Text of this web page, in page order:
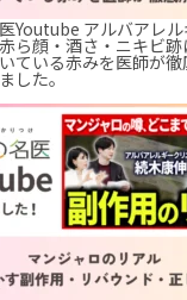
Youtube アルバアレ
ら顔・酒さ・ニキビ跡
ている赤みを医師が
した。